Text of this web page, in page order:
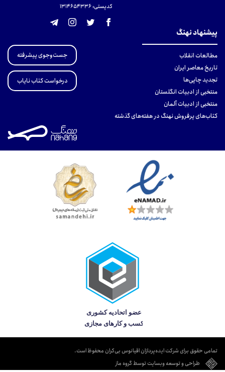
کدپستی: 131465433۶
پیشنهاد نهنگ
مطالعات انقلاب
تاریخ معاصر ایران
تجدید چاپی‌ها
منتخبی از ادبیات انگلستان
منتخبی از ادبیات آلمان
کتاب‌های پرفروش نهنگ در هفته‌های گذشته
جست‌وجوی پیشرفته
درخواست کتاب نایاب
تمامی حقوق برای شرکت ایده‌پردازان اقیانوس بی‌کران محفوظ است.
طراحی و توسعه وبسایت توسط گروه ماز